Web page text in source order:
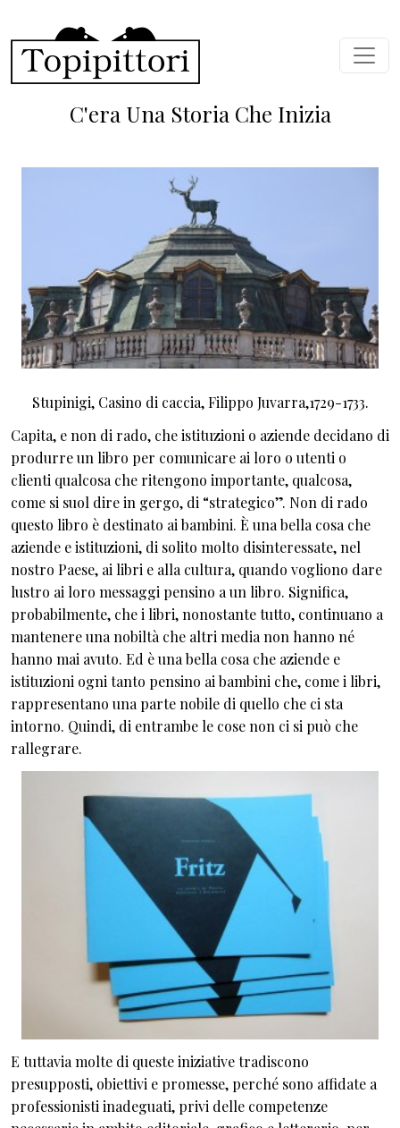
C'era Una Storia Che Inizia
Stupinigi, Casino di caccia, Filippo Juvarra,1729-1733.
Capita, e non di rado, che istituzioni o aziende decidano di
produrre un libro per comunicare ai loro o utenti o
clienti qualcosa che ritengono importante, qualcosa,
come si suol dire in gergo, di “strategico”. Non di rado
questo libro è destinato ai bambini. È una bella cosa che
aziende e istituzioni, di solito molto disinteressate, nel
nostro Paese, ai libri e alla cultura, quando vogliono dare
lustro ai loro messaggi pensino a un libro. Significa,
probabilmente, che i libri, nonostante tutto, continuano a
mantenere una nobiltà che altri media non hanno né
hanno mai avuto. Ed è una bella cosa che aziende e
istituzioni ogni tanto pensino ai bambini che, come i libri,
rappresentano una parte nobile di quello che ci sta
intorno. Quindi, di entrambe le cose non ci si può che
rallegrare.
E tuttavia molte di queste iniziative tradiscono
presupposti, obiettivi e promesse, perché sono affidate a
professionisti inadeguati, privi delle competenze